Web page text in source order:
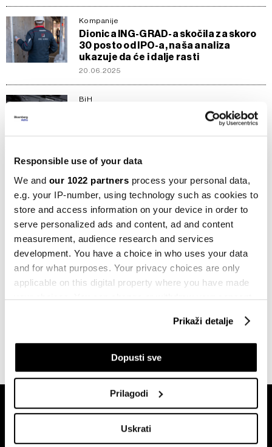
Responsible use of your data
We and our 1022 partners process your personal data,
e.g. your IP-number, using technology such as cookies to
store and access information on your device in order to
serve personalized ads and content, ad and content
measurement, audience research and services
development. You have a choice in who uses your data
and for what purposes. Your privacy choices are only
applicable on this digital property where you have made
your choices. You can change or withdraw your consent
If you allow, we would also like to:
Collect information about your geographical
Identify your device by actively scanning it for
specific characteristics (fingerprinting)
Prikaži detalje
Dopusti sve
Prilagodi
Uskrati
Kompanije
Dionica ING-GRAD-a skočila za skoro
30 posto od IPO-a, naša analiza
ukazuje da će i dalje rasti
20.06.2025
BiH
Geopolitika gura bh. izvoz namjenske
industrije i dionice kompanija u plus
20.03.2025
Kompanije
Vrijednost SpaceX procijenjena na 137
milijardi dolara
03.01.2023
Nikeova dobit iznad procjena
analitičara
25.12.2022
Finansije
recesije, možemo se izvući iz rupe